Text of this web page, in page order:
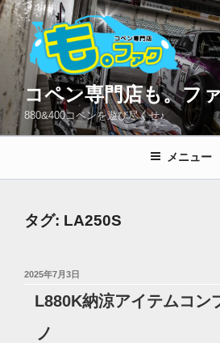
コ
ン
へ
プ
コペン専門店も。フ
880&400コペンを遊び尽くせ♪
メニュー
タグ: LA250S
投
2025年7月3日
L880K納涼アイテムコン
ノ